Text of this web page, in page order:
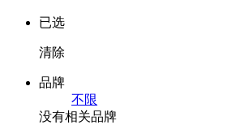
已选
清除
品牌
不限
没有相关品牌